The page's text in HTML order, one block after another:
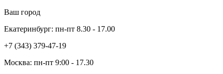
Ваш город
Екатеринбург: пн-пт 8.30 - 17.00
+7 (343) 379-47-19
Москва: пн-пт 9:00 - 17.30